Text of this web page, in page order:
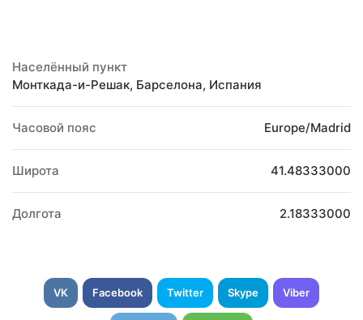
Населённый пункт
Монткада-и-Решак, Барселона, Испания
Часовой пояс Europe/Madrid
Широта 41.48333000
Долгота 2.18333000
VK Facebook Twitter Skype Viber